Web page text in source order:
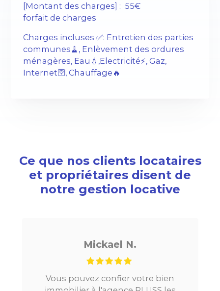
[Montant des charges] : 55€
forfait de charges
Charges incluses ✅: Entretien des parties
communes🧹, Enlèvement des ordures
ménagères, Eau💧,Electricité⚡️, Gaz,
Internet🛜, Chauffage🔥
Ce que nos clients locataires
et propriétaires disent de
notre gestion locative
votre bien
Je cherchais un